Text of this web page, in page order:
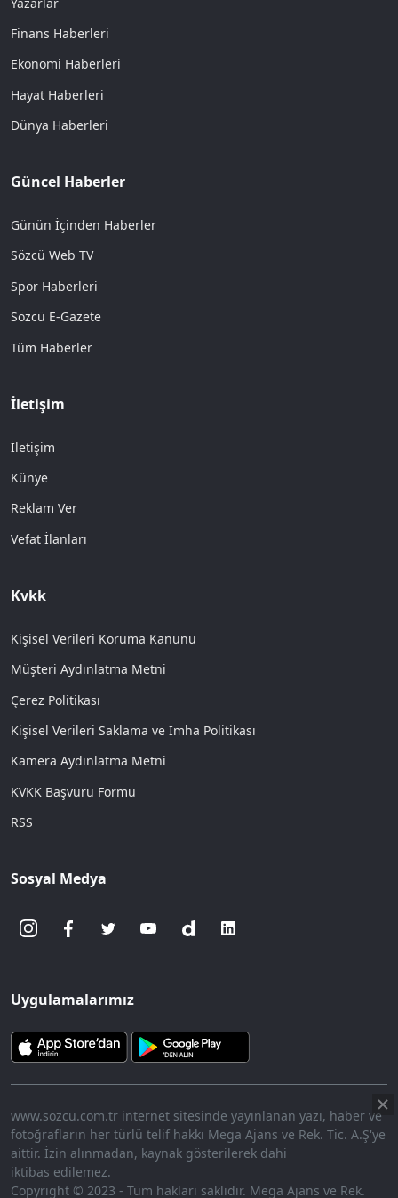
Finans Haberleri
Ekonomi Haberleri
Hayat Haberleri
Dünya Haberleri
Güncel Haberler
Günün İçinden Haberler
Sözcü Web TV
Spor Haberleri
Sözcü E-Gazete
Tüm Haberler
İletişim
İletişim
Künye
Reklam Ver
Vefat İlanları
Kvkk
Kişisel Verileri Koruma Kanunu
Müşteri Aydınlatma Metni
Çerez Politikası
Kişisel Verileri Saklama ve İmha Politikası
Kamera Aydınlatma Metni
KVKK Başvuru Formu
RSS
Sosyal Medya
Uygulamalarımız
www.sozcu.com.tr internet sitesinde yayınlanan yazı, haber ve
fotoğrafların her türlü telif hakkı Mega Ajans ve Rek. Tic. A.Ş'ye
aittir. İzin alınmadan, kaynak gösterilerek dahi
iktibas edilemez.
Copyright © 2023 - Tüm hakları saklıdır. Mega Ajans ve Rek.